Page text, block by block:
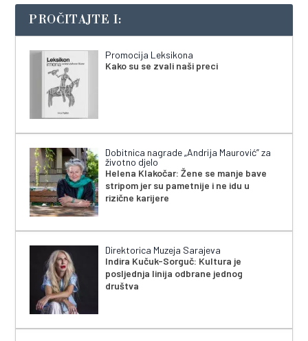
PROČITAJTE I:
Promocija Leksikona
Kako su se zvali naši preci
Dobitnica nagrade „Andrija Maurović” za
životno djelo
Helena Klakočar: Žene se manje bave
stripom jer su pametnije i ne idu u
rizične karijere
Direktorica Muzeja Sarajeva
Indira Kučuk-Sorguč: Kultura je
posljednja linija odbrane jednog
društva